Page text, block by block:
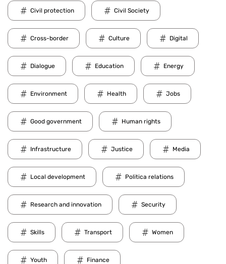
Civil protection Civil Society
Cross-border Culture Digital
Dialogue Education Energy
Environment Health Jobs
Good government Human rights
Infrastructure Justice Media
Local development Politica relations
Research and innovation Security
Skills Transport Women
Youth Finance